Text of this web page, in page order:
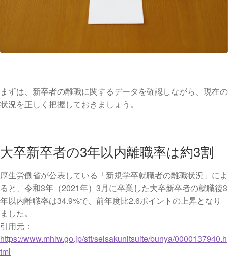
まずは、新卒者の離職に関するデータを確認しながら、現在の
状況を正しく把握しておきましょう。
大卒新卒者の3年以内離職率は約3割
厚生労働省が公表している「新規学卒就職者の離職状況」によ
ると、令和3年（2021年）3月に卒業した大卒新卒者の就職後3
年以内離職率は34.9%で、前年度比2.6ポイントの上昇となり
ました。
引用元：
https://www.mhlw.go.jp/stf/seisakunitsuite/bunya/0000137940.h
tml